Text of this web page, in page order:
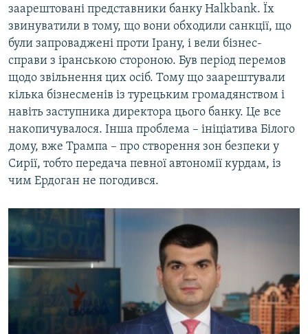
заарештовані представники банку Halkbank. Їх
звинуватили в тому, що вони обходили санкції, що
були запроваджені проти Ірану, і вели бізнес-
справи з іранською стороною. Був період перемов
щодо звільнення цих осіб. Тому що заарештували
кілька бізнесменів із турецьким громадянством і
навіть заступника директора цього банку. Це все
накопичувалося. Інша проблема – ініціатива Білого
дому, вже Трампа – про створення зон безпеки у
Сирії, тобто передача певної автономії курдам, із
чим Ердоган не погодився.